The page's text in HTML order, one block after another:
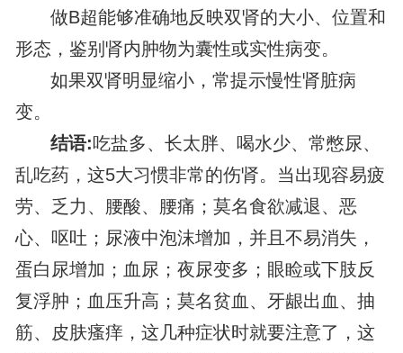
做B超能够准确地反映双肾的大小、位置和
形态，鉴别肾内肿物为囊性或实性病变。
如果双肾明显缩小，常提示慢性肾脏病
变。
结语:吃盐多、长太胖、喝水少、常憋尿、
乱吃药，这5大习惯非常的伤肾。当出现容易疲
劳、乏力、腰酸、腰痛；莫名食欲减退、恶
心、呕吐；尿液中泡沫增加，并且不易消失，
蛋白尿增加；血尿；夜尿变多；眼睑或下肢反
复浮肿；血压升高；莫名贫血、牙龈出血、抽
筋、皮肤瘙痒，这几种症状时就要注意了，这